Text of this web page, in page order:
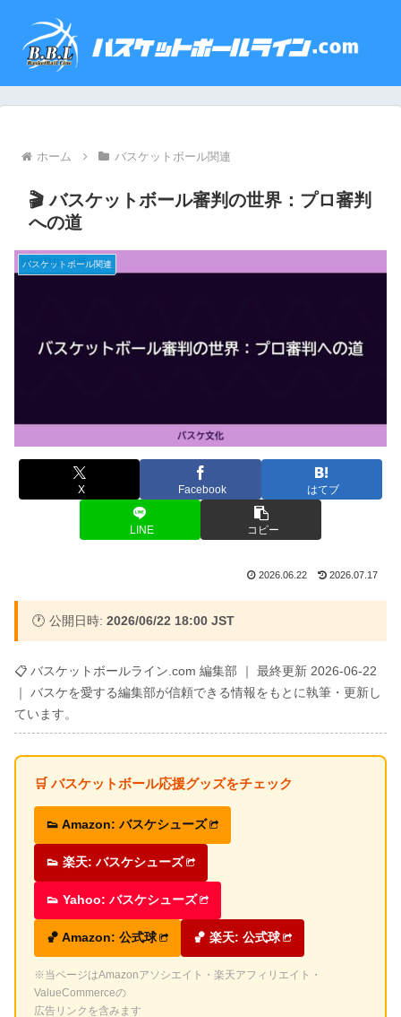
ホーム バスケットボール関連
🎬 バスケットボール審判の世界：プロ審判
への道
バスケットボール関連
X Facebook はてブ
LINE コピー
2026.06.22 2026.07.17
🕐 公開日時: 2026/06/22 18:00 JST
📋 バスケットボールライン.com 編集部 ｜ 最終更新 2026-06-22
｜ バスケを愛する編集部が信頼できる情報をもとに執筆・更新し
ています。
🛒 バスケットボール応援グッズをチェック
👟 Amazon: バスケシューズ
👟 楽天: バスケシューズ
👟 Yahoo: バスケシューズ
🏀 Amazon: 公式球 🏀 楽天: 公式球
※当ページはAmazonアソシエイト・楽天アフィリエイト・
ValueCommerceの
広告リンクを含みます